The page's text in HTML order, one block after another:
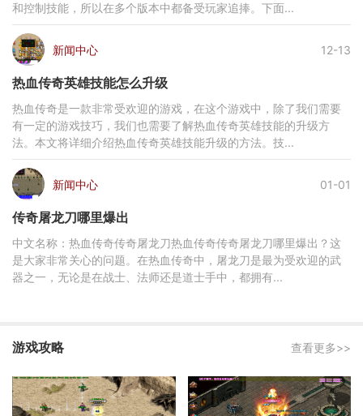
和控制技能，所以在多个版本中都备受玩家追捧。下面...
新闻中心 12-13
热血传奇英雄技能怎么升级
热血传奇是一款非常受欢迎的游戏，在这个游戏中，除了我们需要
有一定的游戏技巧，我们也需要了解热血传奇英雄技能的升级方
法。本文将详细介绍热血传奇英雄技能升级的方法。技...
新闻中心 01-01
传奇屠龙刀哪里爆出
中文名称：热血传奇传奇屠龙刀热血传奇传奇屠龙刀哪里爆出？这
是大家非常关心的问题。在热血传奇中，屠龙刀是最为受欢迎的武
器之一，无论是在战士、法师还是道士手中，都拥有...
游戏攻略 查看更多>>